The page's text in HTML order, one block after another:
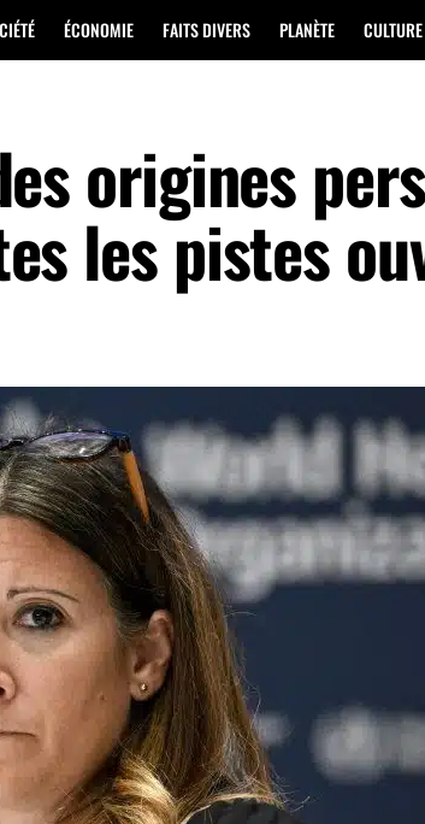
ÉCONOMIE FAITS DIVERS PLANÈTE CULTURE
origines
les pistes